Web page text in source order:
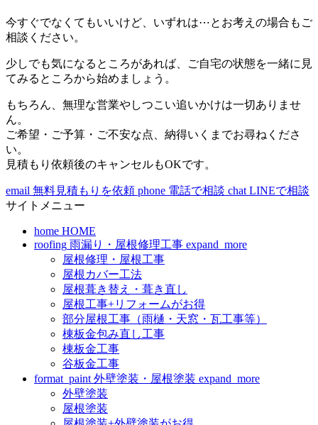
今すぐでなくてもいいけど、いずれは⋯とお考えの場合もご
相談ください。
少しでも気になるところがあれば、ご自宅の状態を一緒に見
てみるところから始めましょう。
もちろん、無理な営業やしつこい追いかけは一切ありませ
ん。
ご希望・ご予算・ご不安な点、納得いくまでお尋ねくださ
い。
見積もり依頼後のキャンセルもOKです。
email 無料見積もりを依頼 phone 電話で相談 chat LINEで相談
サイトメニュー
home HOME
roofing 雨漏り・屋根修理工事 expand_more
屋根修理・屋根工事
屋根カバー工法
屋根葺き替え・葺き直し
屋根工事+リフォームがお得
部分屋根工事（雨樋・天窓・瓦工事等）
棟板金包み直し工事
棟板金工事
谷板金工事
format_paint 外壁塗装・屋根塗装 expand_more
外壁塗装
屋根塗装